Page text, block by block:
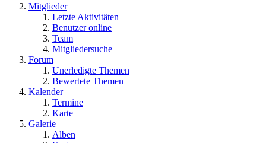
Mitglieder
Letzte Aktivitäten
Benutzer online
Team
Mitgliedersuche
Forum
Unerledigte Themen
Bewertete Themen
Kalender
Termine
Karte
Galerie
Alben